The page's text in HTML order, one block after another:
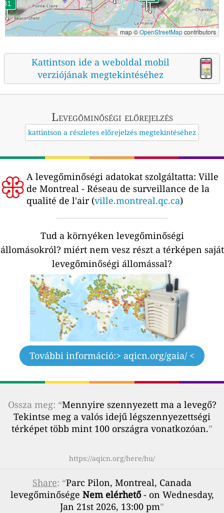
map ©OpenStreetMapcontributors
Kattintson ide a weboldal mobil
verziójának megtekintéséhez
Levegőminőségi előrejelzés
kattintson a részletes előrejelzés megtekintéséhez
A levegőminőségi adatokat szolgáltatta: Ville
de Montreal - Réseau de surveillance de la
qualité de l'air (ville.montreal.qc.ca)
Tud a környéken levegőminőségi
állomásokról? miért nem vesz részt a térképen saját
levegőminőségi állomással?
További információ:> aqicn.org/gaia/ <
Ossza meg: “Mennyire szennyezett ma a levegő?
Tekintse meg a valós idejű légszennyezettségi
térképet több mint 100 országra vonatkozóan.”
https://aqicn.org/here/hu/
Share: “Parc Pilon, Montreal, Canada
levegőminősége Nem elérhető- on Wednesday,
Jan 21st 2026, 13:00 pm”